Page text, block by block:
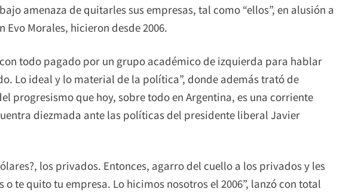
amenaza de quitarles sus empresas, tal como “ellos”, en alusión a
Morales, hicieron desde 2006.
todo pagado por un grupo académico de izquierda para hablar
Lo ideal y lo material de la política”, donde además trató de
progresismo que hoy, sobre todo en Argentina, es una corriente
diezmada ante las políticas del presidente liberal Javier
los privados. Entonces, agarro del cuello a los privados y les
te quito tu empresa. Lo hicimos nosotros el 2006”, lanzó con total